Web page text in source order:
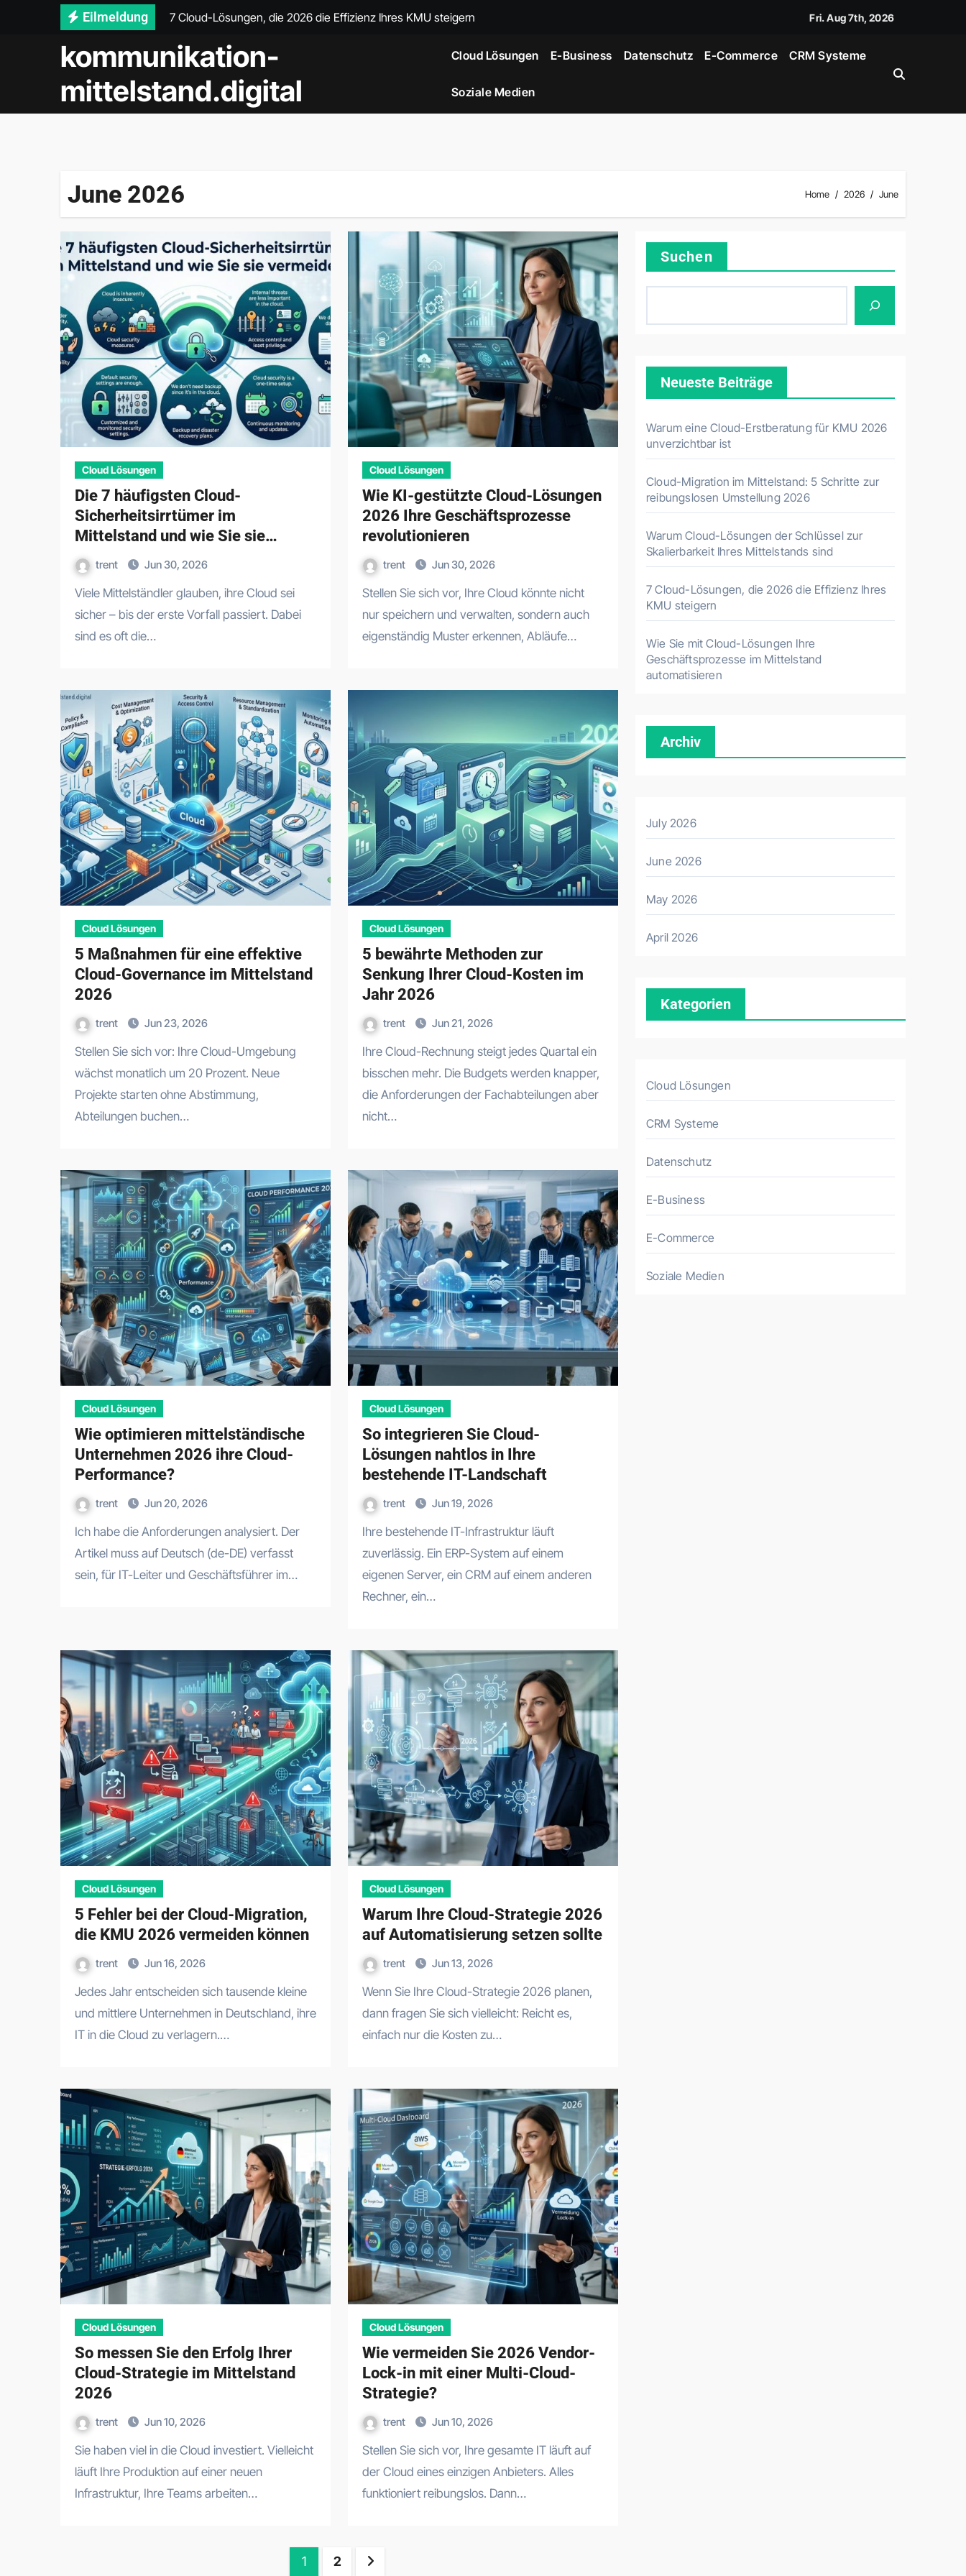
Eilmeldung
Wie Sie mit Cloud-Lösungen Ihre Geschäftsprozesse im Mittelstand automatisieren
Warum Ihre Cloud-Strategie 2026 auf Nachhaltigkeit setzen sollte
Wie KI-gestützte Cloud-Lösungen 2026 Ihre Geschäftsprozesse revolutionieren
Warum eine Cloud-Erstberatung für KMU 2026 unverzichtbar ist
Fri. Aug 7th, 2026
kommunikation-
mittelstand.digital
Cloud Lösungen E-Business Datenschutz E-Commerce CRM Systeme
Soziale Medien
June 2026 Home 2026 June
Cloud Lösungen
Die 7 häufigsten Cloud-
Sicherheitsirrtümer im
Mittelstand und wie Sie sie
vermeiden
trent Jun 30, 2026
Viele Mittelständler glauben, ihre Cloud sei
sicher – bis der erste Vorfall passiert. Dabei
sind es oft die…
Cloud Lösungen
Wie KI-gestützte Cloud-Lösungen
2026 Ihre Geschäftsprozesse
revolutionieren
trent Jun 30, 2026
Stellen Sie sich vor, Ihre Cloud könnte nicht
nur speichern und verwalten, sondern auch
eigenständig Muster erkennen, Abläufe…
Cloud Lösungen
5 Maßnahmen für eine effektive
Cloud-Governance im Mittelstand
2026
trent Jun 23, 2026
Stellen Sie sich vor: Ihre Cloud-Umgebung
wächst monatlich um 20 Prozent. Neue
Projekte starten ohne Abstimmung,
Abteilungen buchen…
Cloud Lösungen
5 bewährte Methoden zur
Senkung Ihrer Cloud-Kosten im
Jahr 2026
trent Jun 21, 2026
Ihre Cloud-Rechnung steigt jedes Quartal ein
bisschen mehr. Die Budgets werden knapper,
die Anforderungen der Fachabteilungen aber
nicht…
Cloud Lösungen
Wie optimieren mittelständische
Unternehmen 2026 ihre Cloud-
Performance?
trent Jun 20, 2026
Ich habe die Anforderungen analysiert. Der
Artikel muss auf Deutsch (de-DE) verfasst
sein, für IT-Leiter und Geschäftsführer im…
Cloud Lösungen
So integrieren Sie Cloud-
Lösungen nahtlos in Ihre
bestehende IT-Landschaft
trent Jun 19, 2026
Ihre bestehende IT-Infrastruktur läuft
zuverlässig. Ein ERP-System auf einem
eigenen Server, ein CRM auf einem anderen
Rechner, ein…
Cloud Lösungen
5 Fehler bei der Cloud-Migration,
die KMU 2026 vermeiden können
trent Jun 16, 2026
Jedes Jahr entscheiden sich tausende kleine
und mittlere Unternehmen in Deutschland, ihre
IT in die Cloud zu verlagern.…
Cloud Lösungen
Warum Ihre Cloud-Strategie 2026
auf Automatisierung setzen sollte
trent Jun 13, 2026
Wenn Sie Ihre Cloud-Strategie 2026 planen,
dann fragen Sie sich vielleicht: Reicht es,
einfach nur die Kosten zu…
Cloud Lösungen
So messen Sie den Erfolg Ihrer
Cloud-Strategie im Mittelstand
2026
trent Jun 10, 2026
Sie haben viel in die Cloud investiert. Vielleicht
läuft Ihre Produktion auf einer neuen
Infrastruktur, Ihre Teams arbeiten…
Cloud Lösungen
Wie vermeiden Sie 2026 Vendor-
Lock-in mit einer Multi-Cloud-
Strategie?
trent Jun 10, 2026
Stellen Sie sich vor, Ihre gesamte IT läuft auf
der Cloud eines einzigen Anbieters. Alles
funktioniert reibungslos. Dann…
Posts
1 2
Suchen
Neueste Beiträge
Warum eine Cloud-Erstberatung für KMU 2026
unverzichtbar ist
Cloud-Migration im Mittelstand: 5 Schritte zur
reibungslosen Umstellung 2026
Warum Cloud-Lösungen der Schlüssel zur
Skalierbarkeit Ihres Mittelstands sind
7 Cloud-Lösungen, die 2026 die Effizienz Ihres
KMU steigern
Wie Sie mit Cloud-Lösungen Ihre
Geschäftsprozesse im Mittelstand
automatisieren
Archiv
July 2026
June 2026
May 2026
April 2026
Kategorien
Cloud Lösungen
CRM Systeme
Datenschutz
E-Business
E-Commerce
Soziale Medien